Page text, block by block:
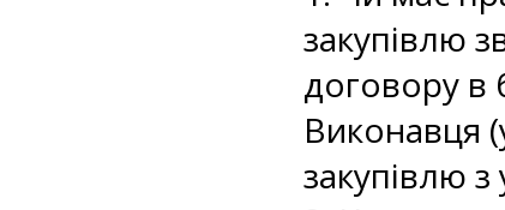
закупівлю
договору в
Виконавця
закупівлю